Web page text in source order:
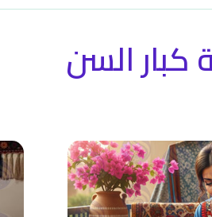
كبار السن